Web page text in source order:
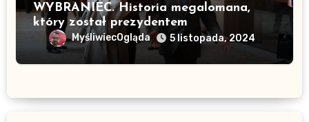
WYBRANIEC. Historia megalomana,
który został prezydentem
MyśliwiecOgląda 5 listopada, 2024